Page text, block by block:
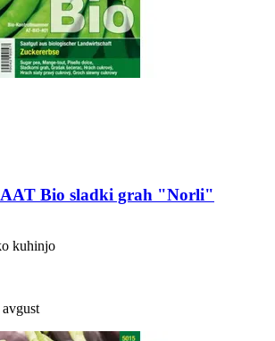
Bio sladki grah "Norli"
kuhinjo